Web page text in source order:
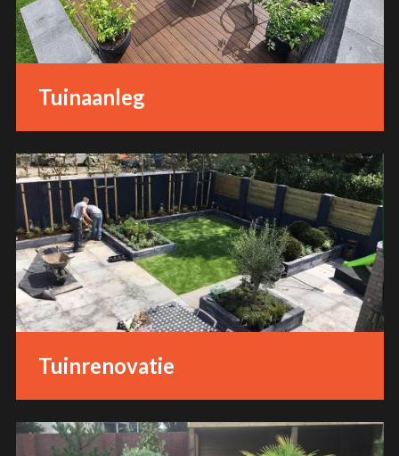
Tuinaanleg
Tuinrenovatie